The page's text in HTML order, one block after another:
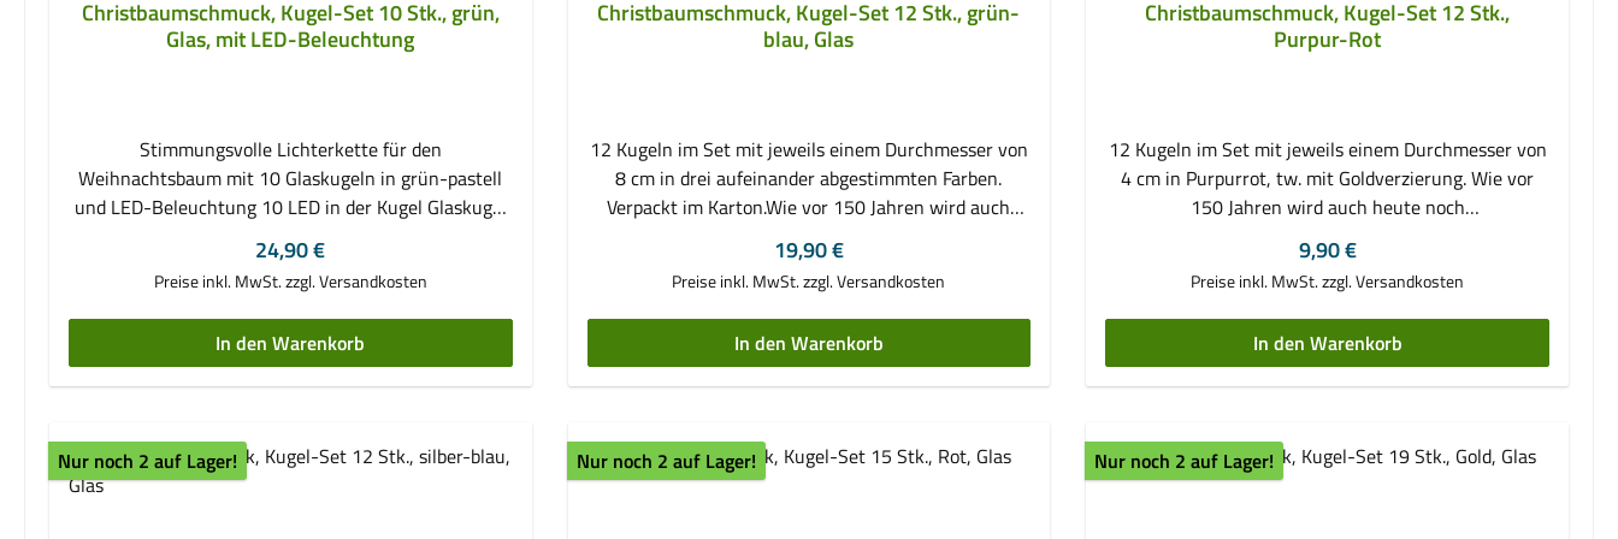
Christbaumschmuck, Kugel-Set 10 Stk., grün,
Glas, mit LED-Beleuchtung
Stimmungsvolle Lichterkette für den
Weihnachtsbaum mit 10 Glaskugeln in grün-pastell
und LED-Beleuchtung 10 LED in der Kugel Glaskugel
Durchmesser: 6,5 cm Glaskugel in 3 Grün-Tönen
Kabellänge 5 m, davon 2,5 m Zuleitung Kabelfarbe
transparent 24-V-Netzgerät für den Innenbereich
geeignet
Regulärer Preis:
24,90 €
Preise inkl. MwSt. zzgl. Versandkosten
In den Warenkorb
Christbaumschmuck, Kugel-Set 12 Stk., grün-
blau, Glas
12 Kugeln im Set mit jeweils einem Durchmesser von
8 cm in drei aufeinander abgestimmten Farben.
Verpackt im Karton.Wie vor 150 Jahren wird auch
heute noch Christbaumschmuck hergestellt. Dabei
fertigen Glasbläser aus klaren transparenten
Glaskolben durch drehen in der heißen Flamme und
ständigem Aufblasen diese wunderschönen Kugeln.
Die Kugel gilt dabei als Symbol der Unendlichkeit und
steht für Vollkommenheit und Vollständigkeit. Als
Kugeln von Hand verspiegelt, damit sie den
Spiegelglanz erhalten. Jedes Stück wird mit äußerster
Regulärer Preis:
19,90 €
Preise inkl. MwSt. zzgl. Versandkosten
In den Warenkorb
Christbaumschmuck, Kugel-Set 12 Stk.,
Purpur-Rot
12 Kugeln im Set mit jeweils einem Durchmesser von
4 cm in Purpurrot, tw. mit Goldverzierung. Wie vor
150 Jahren wird auch heute noch
Christbaumschmuck hergestellt. Dabei fertigen
Glasbläser aus klaren transparenten Glaskolben durch
drehen in der heißen Flamme und ständigem
Aufblasen diese wunderschönen Kugeln. Die Kugel gilt
dabei als Symbol der Unendlichkeit und steht für
Vollkommenheit und Vollständigkeit. Als Vorbild
Hand verspiegelt, damit sie den Spiegelglanz
erhalten. Jedes Stück wird mit äußerster Sorgfalt und
Regulärer Preis:
9,90 €
Preise inkl. MwSt. zzgl. Versandkosten
In den Warenkorb
Nur noch 2 auf Lager! Nur noch 2 auf Lager! Nur noch 2 auf Lager!